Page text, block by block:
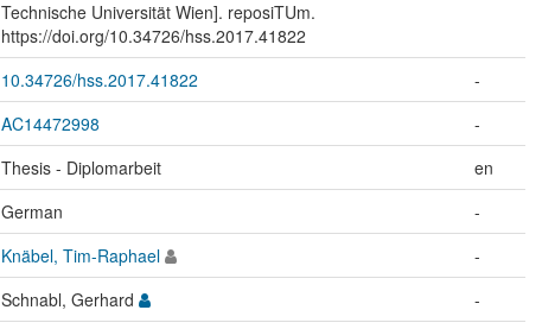
Technische Universität Wien]. reposiTUm.
https://doi.org/10.34726/hss.2017.41822
10.34726/hss.2017.41822
-
AC14472998
-
Thesis - Diplomarbeit
en
German
-
Knäbel, Tim-Raphael
-
Schnabl, Gerhard
-